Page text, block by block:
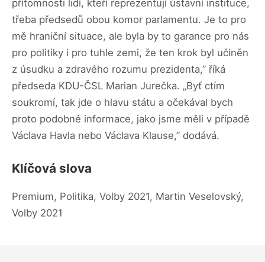
přítomnosti lidí, kteří reprezentují ústavní instituce,
třeba předsedů obou komor parlamentu. Je to pro
mě hraniční situace, ale byla by to garance pro nás
pro politiky i pro tuhle zemi, že ten krok byl učiněn
z úsudku a zdravého rozumu prezidenta,” říká
předseda KDU-ČSL Marian Jurečka. „Byť ctím
soukromí, tak jde o hlavu státu a očekával bych
proto podobné informace, jako jsme měli v případě
Václava Havla nebo Václava Klause,” dodává.
Klíčová slova
Premium, Politika, Volby 2021, Martin Veselovský,
Volby 2021